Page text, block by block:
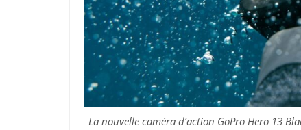
La nouvelle caméra d’action GoPro Hero 13